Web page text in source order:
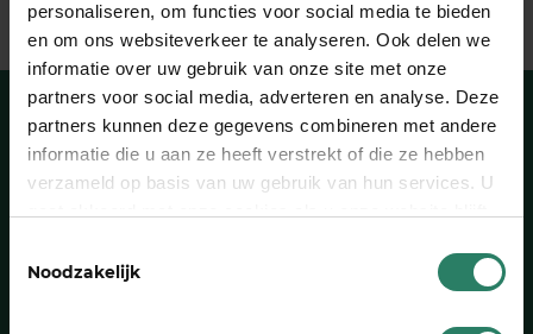
personaliseren, om functies voor social media te bieden
en om ons websiteverkeer te analyseren. Ook delen we
informatie over uw gebruik van onze site met onze
partners voor social media, adverteren en analyse. Deze
partners kunnen deze gegevens combineren met andere
informatie die u aan ze heeft verstrekt of die ze hebben
verzameld op basis van uw gebruik van hun services. U
Noodzakelijk
Heb je een vraag?